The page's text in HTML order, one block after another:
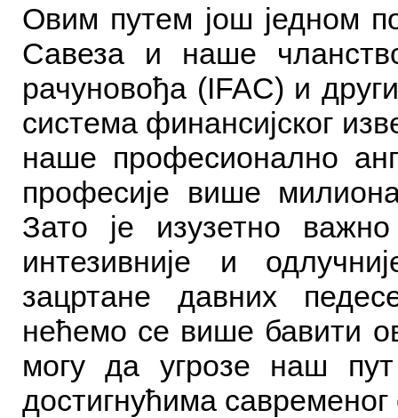
Овим путем још једном
Савеза и наше
рачуновођа (IFAC) и
система финансијског
наше професионално
професије више
Зато је изузетно
интезивније и
зацртане давних
нећемо се више бавити
могу да угрозе наш
достигнућима савременог